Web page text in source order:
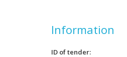
Information
ID of tender